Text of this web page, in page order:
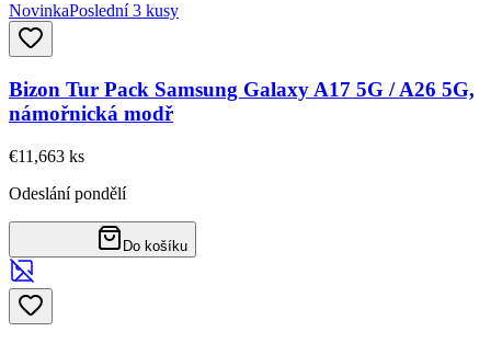
NovinkaPoslední 3 kusy
Bizon Tur Pack Samsung Galaxy A17 5G / A26 5G,
námořnická modř
€11,663 ks
Odeslání pondělí
Do košíku